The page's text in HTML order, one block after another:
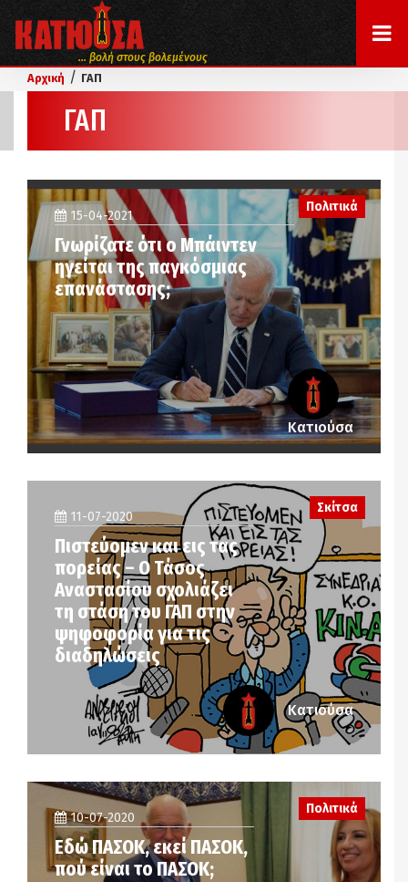
... βολή στους βολεμένους
Αρχική / ΓΑΠ
ΓΑΠ
Πολιτικά
15-04-2021
Γνωρίζατε ότι ο Μπάιντεν
ηγείται της παγκόσμιας
επανάστασης;
Κατιούσα
11-07-2020
Πιστεύομεν και εις τας
πορείας – Ο Τάσος
Αναστασίου σχολιάζει
τη στάση του ΓΑΠ στην
ψηφοφορία για τις
διαδηλώσεις
Σκίτσα
Κατιούσα
10-07-2020
Εδώ ΠΑΣΟΚ, εκεί ΠΑΣΟΚ,
πού είναι το ΠΑΣΟΚ;
Πολιτικά